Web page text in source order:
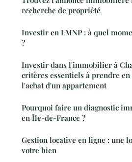
recherche de propriété
Investir en LMNP : à quel
?
Investir dans l'immobilier à
critères essentiels à prendre en
l'achat d'un appartement
Pourquoi faire un diagnostic
en Île-de-France ?
Gestion locative en ligne : une
votre bien